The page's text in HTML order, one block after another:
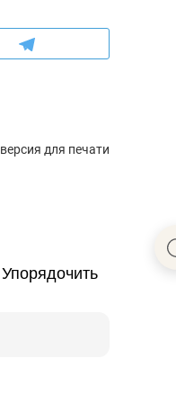
версия для печати
Упорядочить